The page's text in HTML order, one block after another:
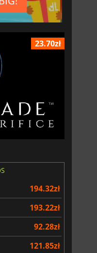
23.70zł
194.32zł
193.22zł
92.28zł
121.85zł